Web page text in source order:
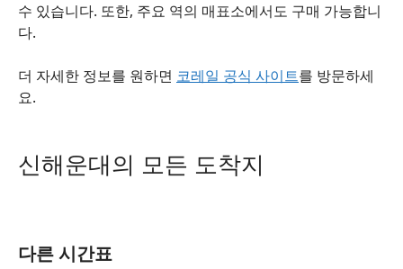
수 있습니다. 또한, 주요 역의 매표소에서도 구매 가능합니
다.
더 자세한 정보를 원하면 코레일 공식 사이트를 방문하세
요.
신해운대의 모든 도착지
다른 시간표